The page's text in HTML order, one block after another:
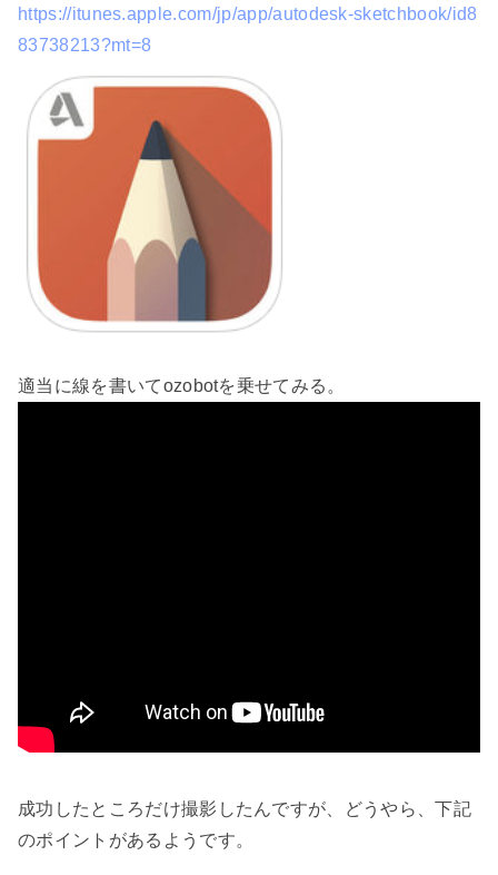
https://itunes.apple.com/jp/app/autodesk-sketchbook/id8
83738213?mt=8
成功したところだけ撮影したんですが、どうやら、下記
のポイントがあるようです。